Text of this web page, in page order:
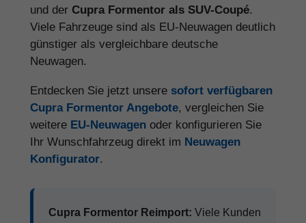
und der Cupra Formentor als SUV-Coupé.
Viele Fahrzeuge sind als EU-Neuwagen deutlich
günstiger als vergleichbare deutsche
Neuwagen.
Entdecken Sie jetzt unsere sofort verfügbaren
Cupra Formentor Angebote, vergleichen Sie
weitere EU-Neuwagen oder konfigurieren Sie
Ihr Wunschfahrzeug direkt im Neuwagen
Konfigurator.
Cupra Formentor Reimport: Viele Kunden